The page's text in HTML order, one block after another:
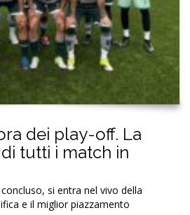
dei play-off. La
tutti i match in
si entra nel vivo della
e il miglior piazzamento